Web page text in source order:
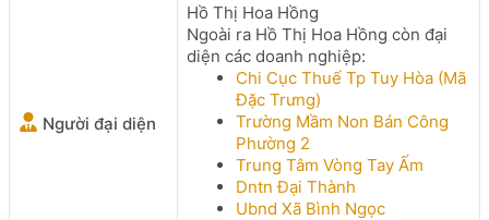
Người đại diện
Hồ Thị Hoa Hồng
Ngoài ra Hồ Thị Hoa Hồng còn đại
diện các doanh nghiệp:
Chi Cục Thuế Tp Tuy Hòa (Mã
Đặc Trưng)
Trường Mầm Non Bán Công
Phường 2
Trung Tâm Vòng Tay Ấm
Dntn Đại Thành
Ubnd Xã Bình Ngọc